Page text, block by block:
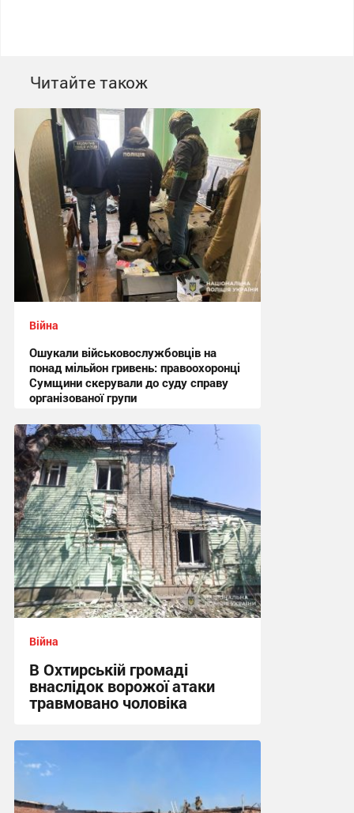
Читайте також
Війна
Ошукали військовослужбовців на
понад мільйон гривень: правоохоронці
Сумщини скерували до суду справу
організованої групи
12:47 вчора
Війна
В Охтирській громаді
внаслідок ворожої атаки
травмовано чоловіка
09:21 вчора